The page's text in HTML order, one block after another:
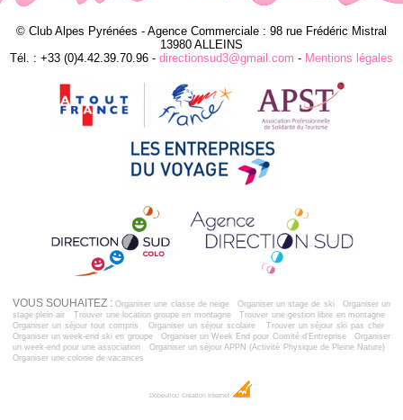
© Club Alpes Pyrénées - Agence Commerciale : 98 rue Frédéric Mistral
13980 ALLEINS
Tél. : +33 (0)4.42.39.70.96 - directionsud3@gmail.com - Mentions légales
VOUS SOUHAITEZ :Organiser une classe de neige Organiser un stage de ski
Organiser un
stage plein air
Trouver une location groupe en montagne
Trouver une gestion libre en montagne
Organiser un séjour tout compris
Organiser un séjour scolaire
Trouver un séjour ski pas cher
Organiser un week-end ski en groupe
Organiser un Week End pour Comité d'Entreprise
Organiser
un week-end pour une association
Organiser un séjour APPN (Activité Physique de Pleine Nature)
Organiser une colonie de vacances
Dobeuliou Création Internet